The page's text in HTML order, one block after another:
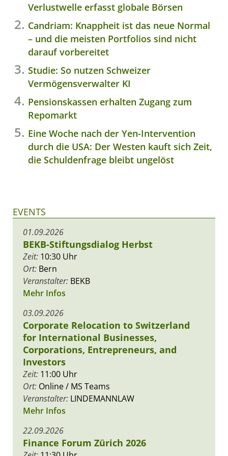
Verlustwelle erfasst globale Börsen
Candriam: Knappheit ist das neue Normal
– und die meisten Portfolios sind nicht
darauf vorbereitet
Studie: So nutzen Schweizer
Vermögensverwalter KI
Pensionskassen erhalten Zugang zum
Repomarkt
Eine Woche nach der Yen-Intervention
durch die USA: Der Westen kauft sich Zeit,
die Schuldenfrage bleibt ungelöst
EVENTS
01.09.2026
BEKB-Stiftungsdialog Herbst
Zeit: 10:30 Uhr
Ort: Bern
Veranstalter: BEKB
Mehr Infos
03.09.2026
Corporate Relocation to Switzerland
for International Businesses,
Corporations, Entrepreneurs, and
Investors
Zeit: 11:00 Uhr
Ort: Online / MS Teams
Veranstalter: LINDEMANNLAW
Mehr Infos
22.09.2026
Finance Forum Zürich 2026